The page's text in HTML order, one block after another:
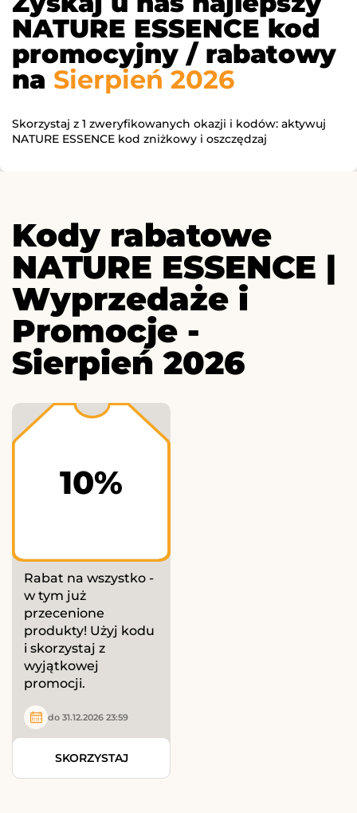
NATURE ESSENCE kod
promocyjny / rabatowy
na Sierpień 2026
Skorzystaj z 1 zweryfikowanych okazji i kodów: aktywuj
NATURE ESSENCE kod zniżkowy i oszczędzaj
Kody rabatowe
NATURE ESSENCE |
Wyprzedaże i
Promocje -
Sierpień 2026
10%
Rabat na wszystko -
w tym już
przecenione
produkty! Użyj kodu
i skorzystaj z
wyjątkowej
promocji.
do 31.12.2026 23:59
SKORZYSTAJ